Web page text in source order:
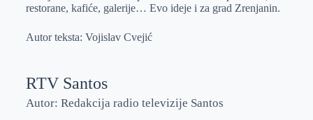
restorane, kafiće, galerije… Evo ideje i za grad Zrenjanin.
Autor teksta: Vojislav Cvejić
RTV Santos
Autor: Redakcija radio televizije Santos